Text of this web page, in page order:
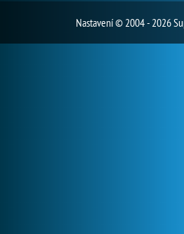
Nastavení© 2004 - 2026